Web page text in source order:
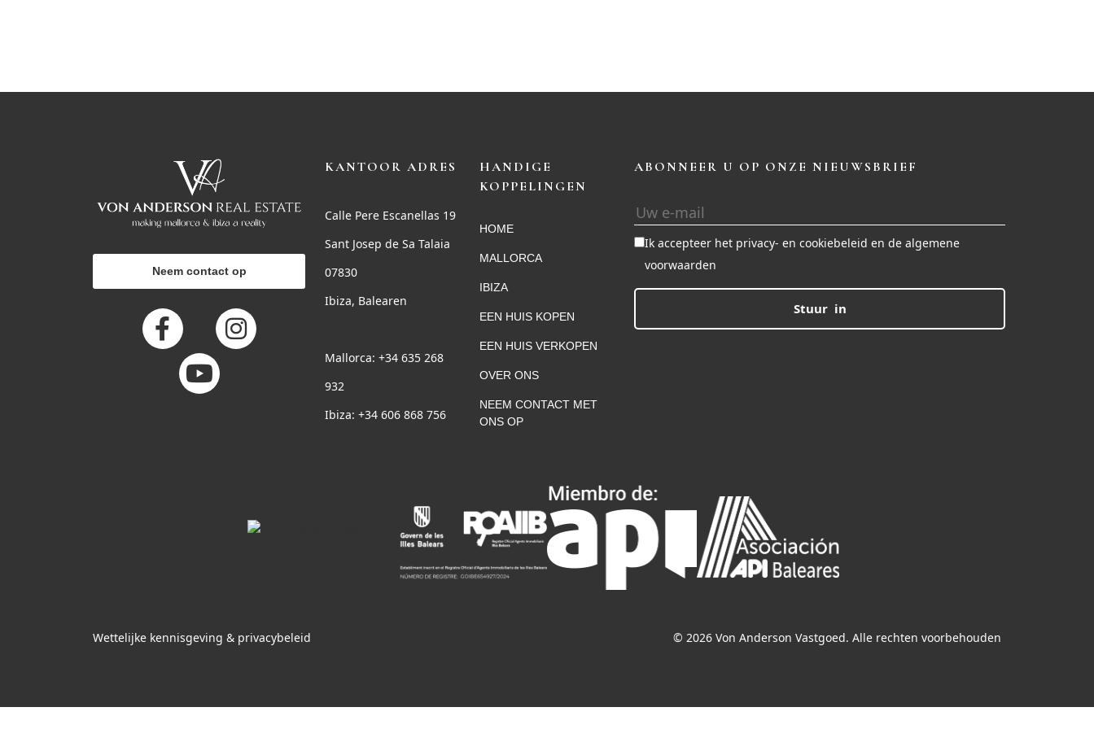
Neem contact op
KANTOOR ADRES
Calle Pere Escanellas 19
Sant Josep de Sa Talaia
07830
Ibiza, Balearen
Mallorca: +34 635 268
932
Ibiza: +34 606 868 756
HANDIGE
KOPPELINGEN
HOME
MALLORCA
IBIZA
EEN HUIS KOPEN
EEN HUIS VERKOPEN
OVER ONS
NEEM CONTACT MET
ONS OP
ABONNEER U OP ONZE NIEUWSBRIEF
Ik accepteer het privacy- en cookiebeleid en de algemene
voorwaarden
Wettelijke kennisgeving & privacybeleid © 2026 Von Anderson Vastgoed. Alle rechten voorbehouden